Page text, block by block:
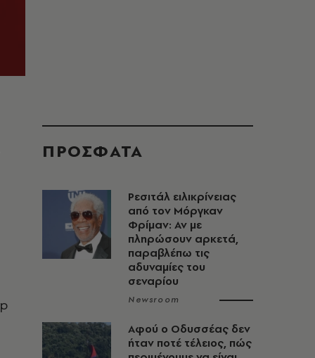
ΠΡΟΣΦΑΤΑ
Ρεσιτάλ ειλικρίνειας
από τον Μόργκαν
Φρίμαν: Αν με
πληρώσουν αρκετά,
παραβλέπω τις
αδυναμίες του
σεναρίου
Newsroom
Αφού ο Οδυσσέας δεν
ήταν ποτέ τέλειος, πώς